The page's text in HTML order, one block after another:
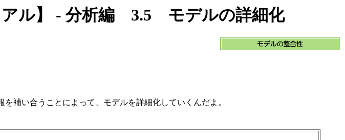
アル】 - 分析編 3.5 モデルの詳細化
補い合うことによって、モデルを詳細化していくんだよ。